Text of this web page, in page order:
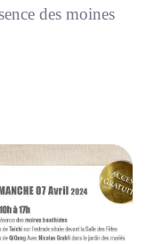
des moines